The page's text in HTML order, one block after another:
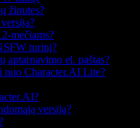
žinutes?
mečiams?
turinį?
aptarnavimo el. paštas?
nuo Character.AI Lite?
versiją?